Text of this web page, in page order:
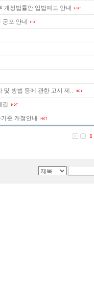
개정법률안 입법예고 안내
공포 안내
및 방법 등에 관한 고시 제..
결
준 개정안내
1